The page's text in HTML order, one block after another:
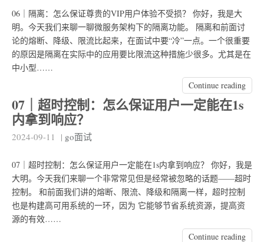
06｜隔离：怎么保证尊贵的VIP用户体验不受损？ 你好，我是大
明。今天我们来聊一聊微服务架构下的隔离功能。 隔离和前面讨
论的熔断、降级、限流比起来，在面试中要“冷”一点。一个很重要
的原因是隔离在实际中的应用要比限流这种措施少很多。尤其是在
中小型……
Continue reading
07｜超时控制：怎么保证用户一定能在1s
内拿到响应？
2024-09-11 | go面试
07｜超时控制：怎么保证用户一定能在1s内拿到响应？ 你好，我是
大明。今天我们来聊一个非常常见但是经常被忽略的话题——超时
控制。 和前面我们讲的熔断、限流、降级和隔离一样，超时控制
也是构建高可用系统的一环，因为 它能够节省系统资源，提高资
源的有效……
Continue reading